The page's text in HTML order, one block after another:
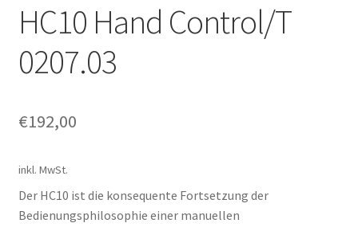
HC10 Hand Control/T
0207.03
€192,00
inkl. MwSt.
Der HC10 ist die konsequente Fortsetzung der
Bedienungsphilosophie einer manuellen